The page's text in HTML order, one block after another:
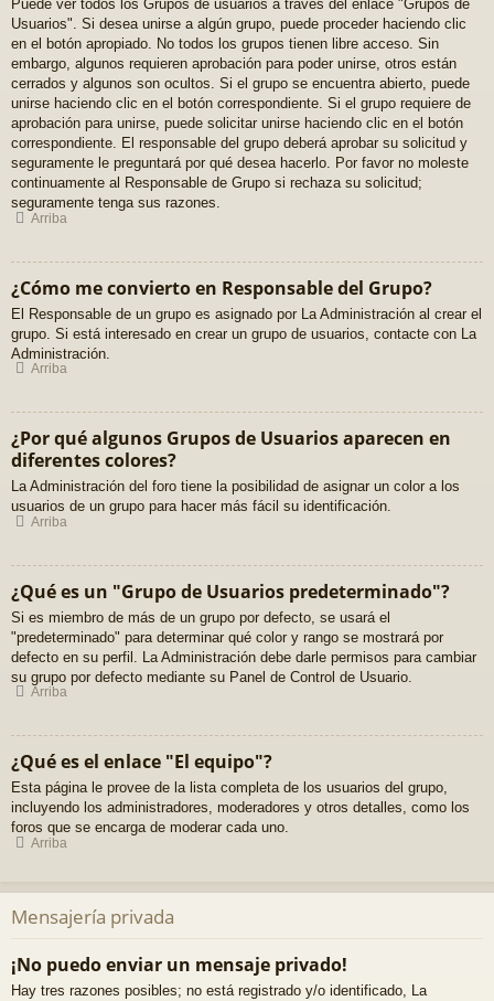
Puede ver todos los Grupos de usuarios a través del enlace "Grupos de
Usuarios". Si desea unirse a algún grupo, puede proceder haciendo clic
en el botón apropiado. No todos los grupos tienen libre acceso. Sin
embargo, algunos requieren aprobación para poder unirse, otros están
cerrados y algunos son ocultos. Si el grupo se encuentra abierto, puede
unirse haciendo clic en el botón correspondiente. Si el grupo requiere de
aprobación para unirse, puede solicitar unirse haciendo clic en el botón
correspondiente. El responsable del grupo deberá aprobar su solicitud y
seguramente le preguntará por qué desea hacerlo. Por favor no moleste
continuamente al Responsable de Grupo si rechaza su solicitud;
seguramente tenga sus razones.
Arriba
¿Cómo me convierto en Responsable del Grupo?
El Responsable de un grupo es asignado por La Administración al crear el
grupo. Si está interesado en crear un grupo de usuarios, contacte con La
Administración.
Arriba
¿Por qué algunos Grupos de Usuarios aparecen en
diferentes colores?
La Administración del foro tiene la posibilidad de asignar un color a los
usuarios de un grupo para hacer más fácil su identificación.
Arriba
¿Qué es un "Grupo de Usuarios predeterminado"?
Si es miembro de más de un grupo por defecto, se usará el
"predeterminado" para determinar qué color y rango se mostrará por
defecto en su perfil. La Administración debe darle permisos para cambiar
su grupo por defecto mediante su Panel de Control de Usuario.
Arriba
¿Qué es el enlace "El equipo"?
Esta página le provee de la lista completa de los usuarios del grupo,
incluyendo los administradores, moderadores y otros detalles, como los
foros que se encarga de moderar cada uno.
Arriba
Mensajería privada
¡No puedo enviar un mensaje privado!
Hay tres razones posibles; no está registrado y/o identificado, La